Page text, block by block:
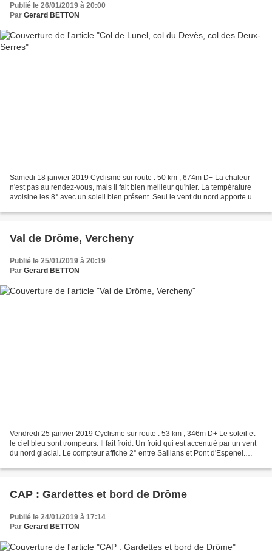
Publié le 26/01/2019 à 20:00
Par Gerard BETTON
Samedi 18 janvier 2019 Cyclisme sur route : 50 km , 674m D+ La chaleur
n'est pas au rendez-vous, mais il fait bien meilleur qu'hier. La température
avoisine les 8° avec un soleil bien présent. Seul le vent du nord apporte une
Val de Drôme, Vercheny
Publié le 25/01/2019 à 20:19
Par Gerard BETTON
Vendredi 25 janvier 2019 Cyclisme sur route : 53 km , 346m D+ Le soleil et
le ciel bleu sont trompeurs. Il fait froid. Un froid qui est accentué par un vent
du nord glacial. Le compteur affiche 2° entre Saillans et Pont d'Espenel.
CAP : Gardettes et bord de Drôme
Publié le 24/01/2019 à 17:14
Par Gerard BETTON